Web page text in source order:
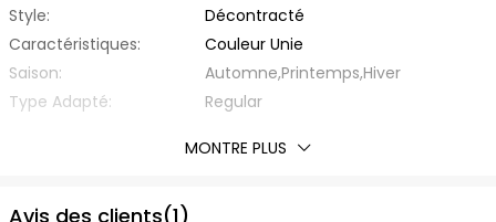
Style:
Décontracté
Caractéristiques:
Couleur Unie
Saison:
Automne,Printemps,Hiver
Type Adapté:
Regular
Légèrement Elastique
Matière:
MONTRE PLUS
Avis des clients(1)